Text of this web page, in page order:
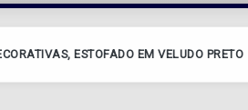
ESTOFADO EM VELUDO PRETO